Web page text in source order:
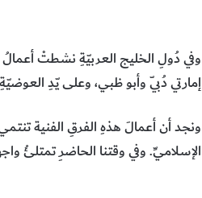
وفي دُولِ الخليج العربيّةِ نشطتْ أعمالُ
إمارتي دُبيّ وأبو ظبي، وعلى يّدِ
ونجد أن أعمالَ هذهِ الفرقِ الفنية
الإسلاميِّ. وفي وقتنا الحاضرِ تمتلئُ